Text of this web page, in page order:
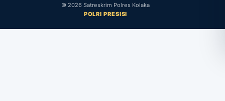
© 2026 Satreskrim Polres Kolaka
POLRI PRESISI